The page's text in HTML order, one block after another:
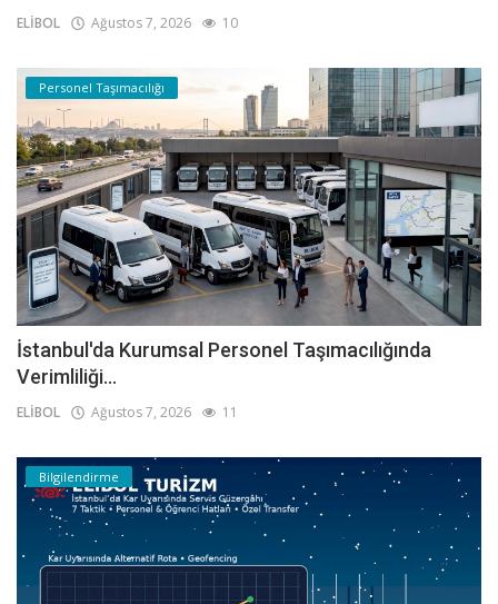
ELİBOL Ağustos 7, 2026 10
Personel Taşımacılığı
İstanbul'da Kurumsal Personel Taşımacılığında
Verimliliği...
ELİBOL Ağustos 7, 2026 11
Bilgilendirme